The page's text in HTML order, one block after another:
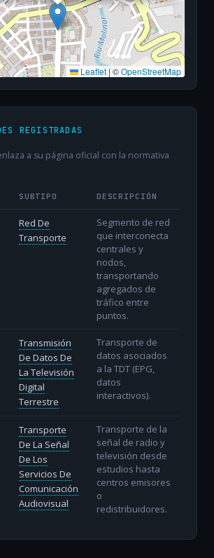
Leaflet | ©OpenStreetMap
REGISTRADAS
a su página oficial con la normativa
SUBTIPO DESCRIPCIÓN
Red De
Transporte
Segmento de red
que interconecta
centrales y
nodos,
transportando
agregados de
tráfico entre
puntos.
Transmisión
De Datos De
La Televisión
Digital
Terrestre
Transporte de
datos asociados
a la TDT (EPG,
datos
interactivos).
Transporte
De La Señal
De Los
Servicios De
Comunicación
Audiovisual
Transporte de la
señal de radio y
televisión desde
estudios hasta
centros emisores
o
redistribuidores.